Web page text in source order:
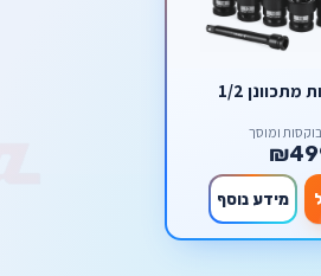
1/2
ומוסך
מידע נוסף